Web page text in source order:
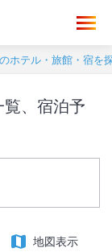
ホテル・旅館・宿を
、宿泊予
地図表示